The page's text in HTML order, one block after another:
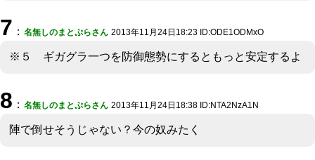
7 ： 名無しのまとぷらさん 2013年11月24日18:23 ID:ODE1ODMxO
※５ ギガグラ一つを防御態勢にするともっと安定するよ
8 ： 名無しのまとぷらさん 2013年11月24日18:38 ID:NTA2NzA1N
陣で倒せそうじゃない？今の奴みたく